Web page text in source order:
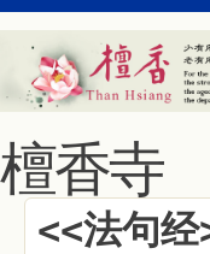
檀香寺
<<法句经